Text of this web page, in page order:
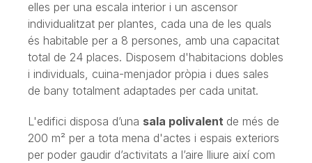
elles per una escala interior i un ascensor
individualitzat per plantes, cada una de les quals
és habitable per a 8 persones, amb una capacitat
total de 24 places. Disposem d'habitacions dobles
i individuals, cuina-menjador pròpia i dues sales
de bany totalment adaptades per cada unitat.
L'edifici disposa d’una sala polivalent de més de
200 m² per a tota mena d'actes i espais exteriors
per poder gaudir d’activitats a l’aire lliure així com